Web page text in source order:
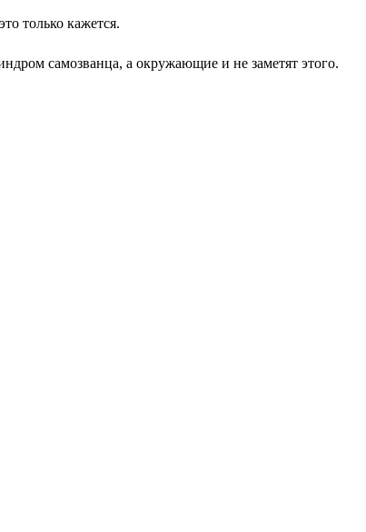
только кажется.
самозванца, а окружающие и не заметят этого.